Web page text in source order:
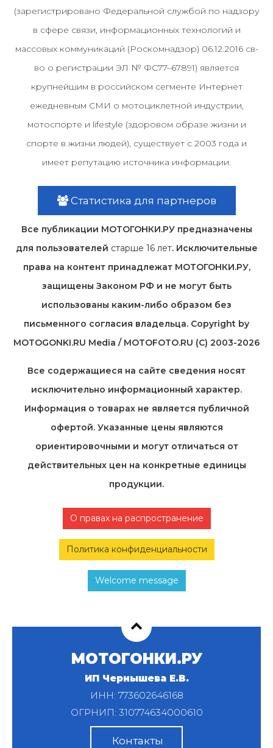
(зарегистрировано Федеральной службой по надзору
в сфере связи, информационных технологий и
массовых коммуникаций (Роскомнадзор) 06.12.2016 св-
во о регистрации ЭЛ № ФС77–67891) является
крупнейшим в российском сегменте Интернет
ежедневным СМИ о мотоциклетной индустрии,
мотоспорте и lifestyle (здоровом образе жизни и
спорте в жизни людей), существует с 2003 года и
имеет репутацию источника информации.
Статистика для партнеров
Все публикации МОТОГОНКИ.РУ предназначены
для пользователей старше 16 лет. Исключительные
права на контент принадлежат МОТОГОНКИ.РУ,
защищены Законом РФ и не могут быть
использованы каким-либо образом без
письменного согласия владельца. Copyright by
MOTOGONKI.RU Media / MOTOFOTO.RU (C) 2003-2026
Все содержащиеся на cайте сведения носят
исключительно информационный характер.
Информация о товарах не является публичной
офертой. Указанные цены являются
ориентировочными и могут отличаться от
действительных цен на конкретные единицы
продукции.
О правах на распространение
Политика конфиденциальности
Welcome message
МОТОГОНКИ.РУ
ИП Чернышева Е.В.
ИНН: 773602646168
ОГРНИП: 310774634000610
Контакты